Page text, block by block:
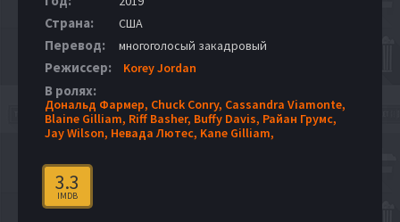
Страна: США
Перевод: многоголосый закадровый
Режиссер: Korey Jordan
В ролях:
Дональд Фармер, Chuck Conry, Cassandra Viamonte,
Blaine Gilliam, Riff Basher, Buffy Davis, Райан Грумс,
Jay Wilson, Невада Лютес, Kane Gilliam,
3.3
IMDB